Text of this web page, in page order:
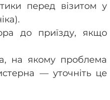
перед візитом у
до приїзду, якщо
на якому проблема
— уточніть це